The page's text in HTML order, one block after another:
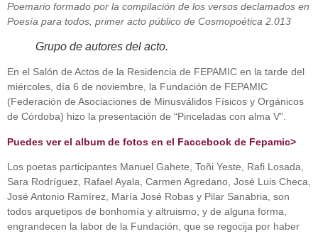
Poemario formado por la compilación de los versos declamados en
Poesía para todos, primer acto público de Cosmopoética 2.013
Grupo de autores del acto.
En el Salón de Actos de la Residencia de FEPAMIC en la tarde del
miércoles, día 6 de noviembre, la Fundación de FEPAMIC
(Federación de Asociaciones de Minusválidos Físicos y Orgánicos
de Córdoba) hizo la presentación de “Pinceladas con alma V”.
Puedes ver el album de fotos en el Faccebook de Fepamic>
Los poetas participantes Manuel Gahete, Toñi Yeste, Rafi Losada,
Sara Rodríguez, Rafael Ayala, Carmen Agredano, José Luis Checa,
José Antonio Ramírez, María José Robas y Pilar Sanabria, son
todos arquetipos de bonhomía y altruismo, y de alguna forma,
engrandecen la labor de la Fundación, que se regocija por haber